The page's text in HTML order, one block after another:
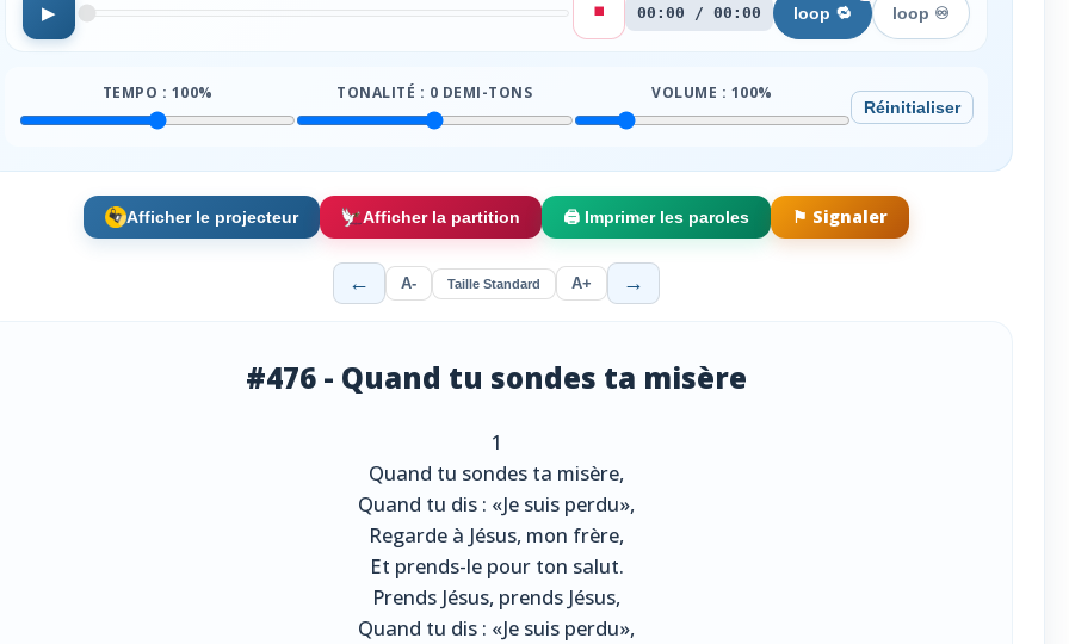
▶ ⏹️ 00:00 / 00:00 loop 🔁 loop ♾️
TEMPO : 100% TONALITÉ : 0 DEMI-TONS VOLUME : 100%
Réinitialiser
Afficher le projecteur Afficher la partition 🖨️ Imprimer les paroles ⚑ Signaler
← A- Taille Standard A+ →
#476 - Quand tu sondes ta misère
1
Quand tu sondes ta misère,
Quand tu dis : «Je suis perdu»,
Regarde à Jésus, mon frère,
Et prends-le pour ton salut.
Prends Jésus, prends Jésus,
Quand tu dis : «Je suis perdu»,